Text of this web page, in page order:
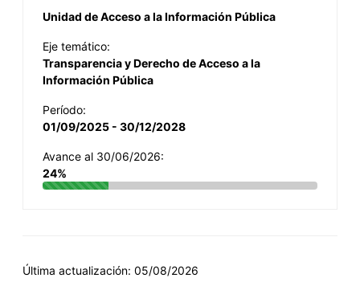
Unidad de Acceso a la Información Pública
Eje temático:
Transparencia y Derecho de Acceso a la
Información Pública
Período:
01/09/2025 - 30/12/2028
Avance al 30/06/2026:
24%
Última actualización: 05/08/2026